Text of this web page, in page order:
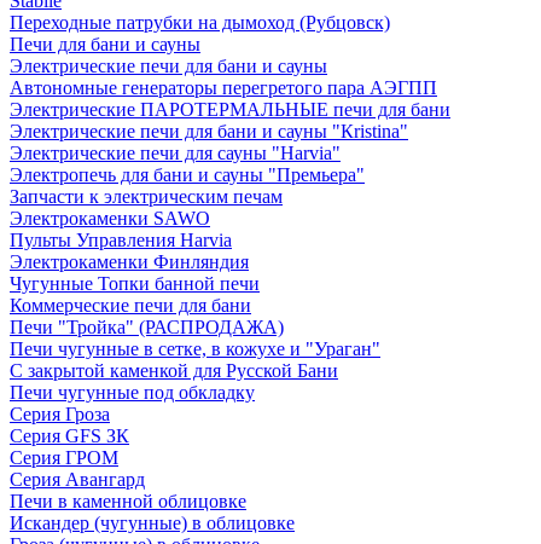
Переходные патрубки на дымоход (Рубцовск)
Печи для бани и сауны
Электрические печи для бани и сауны
Автономные генераторы перегретого пара АЭГПП
Электрические ПАРОТЕРМАЛЬНЫЕ печи для бани
Электрические печи для бани и сауны "Кristina"
Электрические печи для сауны "Harvia"
Электропечь для бани и сауны "Премьера"
Запчасти к электрическим печам
Электрокаменки SAWO
Пульты Управления Harvia
Электрокаменки Финляндия
Чугунные Топки банной печи
Коммерческие печи для бани
Печи "Тройка" (РАСПРОДАЖА)
Печи чугунные в сетке, в кожухе и "Ураган"
С закрытой каменкой для Русской Бани
Печи чугунные под обкладку
Серия Гроза
Серия GFS ЗК
Серия ГРОМ
Серия Авангард
Печи в каменной облицовке
Искандер (чугунные) в облицовке